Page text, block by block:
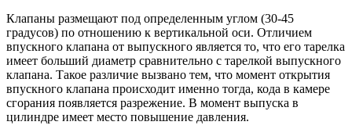
Клапаны размещают под определенным углом (30-45
градусов) по отношению к вертикальной оси. Отличием
впускного клапана от выпускного является то, что его тарелка
имеет больший диаметр сравнительно с тарелкой выпускного
клапана. Такое различие вызвано тем, что момент открытия
впускного клапана происходит именно тогда, кода в камере
сгорания появляется разрежение. В момент выпуска в
цилиндре имеет место повышение давления.